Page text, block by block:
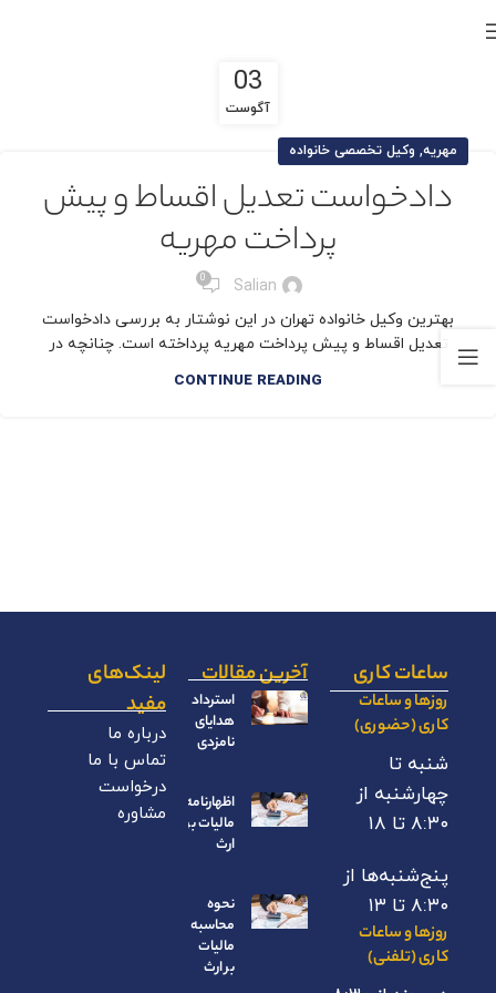
03
آگوست
مهریه, وکیل تخصصی خانواده
دادخواست تعدیل اقساط و پیش
پرداخت مهریه
Salian
0
بهترین وکیل خانواده تهران در این نوشتار به بررسی دادخواست
تعدیل اقساط و پیش پرداخت مهریه پرداخته است. چنانچه در
CONTINUE READING
ساعات کاری
روزها و ساعات
کاری (حضوری)
شنبه تا
چهارشنبه از
۸:۳۰ تا ۱۸
پنج‌شنبه‌ها از
۸:۳۰ تا ۱۳
روزها و ساعات
کاری (تلفنی)
آخرین مقالات
استرداد
هدایای
نامزدی
اظهارنامه
مالیات بر
ارث
نحوه
محاسبه
مالیات
بر ارث
لینک‌های
مفید
درباره ما
تماس با ما
درخواست
مشاوره